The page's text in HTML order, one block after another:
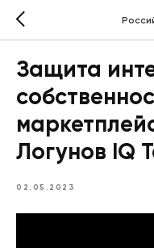
Защита
Логунов IQ
02.05.2023